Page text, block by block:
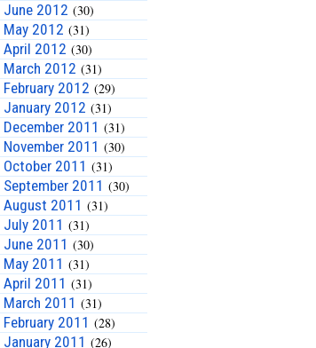
June 2012 (30)
May 2012 (31)
April 2012 (30)
March 2012 (31)
February 2012 (29)
January 2012 (31)
December 2011 (31)
November 2011 (30)
October 2011 (31)
September 2011 (30)
August 2011 (31)
July 2011 (31)
June 2011 (30)
May 2011 (31)
April 2011 (31)
March 2011 (31)
February 2011 (28)
January 2011 (26)